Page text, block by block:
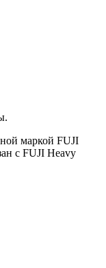
маркой FUJI
с FUJI Heavy